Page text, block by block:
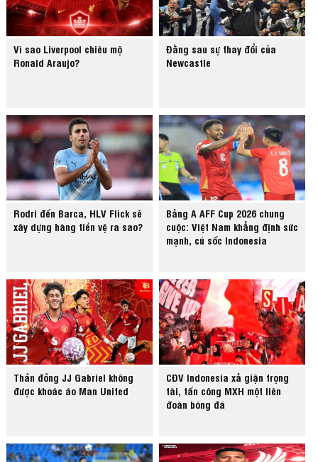
Vì sao Liverpool chiêu mộ
Ronald Araujo?
Đằng sau sự thay đổi của
Newcastle
Rodri đến Barca, HLV Flick sẽ
xây dựng hàng tiền vệ ra sao?
Bảng A AFF Cup 2026 chung
cuộc: Việt Nam khẳng định sức
mạnh, cú sốc Indonesia
Thần đồng JJ Gabriel không
được khoác áo Man United
CĐV Indonesia xả giận trọng
tài, tấn công MXH một liên
đoàn bóng đá